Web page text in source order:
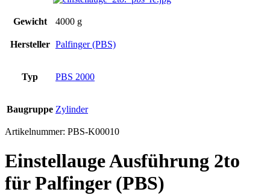
Gewicht 4000 g
Hersteller Palfinger (PBS)
Typ PBS 2000
Baugruppe Zylinder
Artikelnummer: PBS-K00010
Einstellauge Ausführung 2to
für Palfinger (PBS)